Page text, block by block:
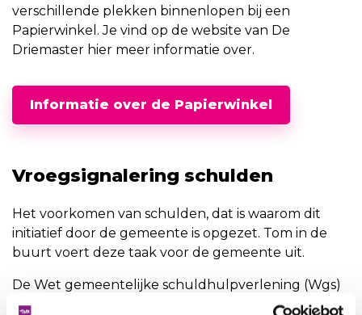
verschillende plekken binnenlopen bij een
Papierwinkel. Je vind op de website van De
Driemaster hier meer informatie over.
Informatie over de Papierwinkel
Vroegsignalering schulden
Het voorkomen van schulden, dat is waarom dit
initiatief door de gemeente is opgezet. Tom in de
buurt voert deze taak voor de gemeente uit.
De Wet gemeentelijke schuldhulpverlening (Wgs)
verplicht energie- en drinkwaterbedrijven,